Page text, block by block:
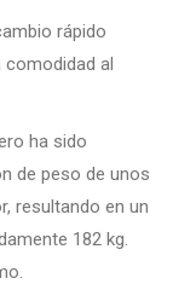
rápido
comodidad al
ha sido
de peso de unos
resultando en un
182 kg.